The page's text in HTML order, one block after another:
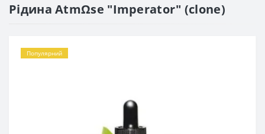
Рідина AtmΩse "Imperator" (clone)
Популярний